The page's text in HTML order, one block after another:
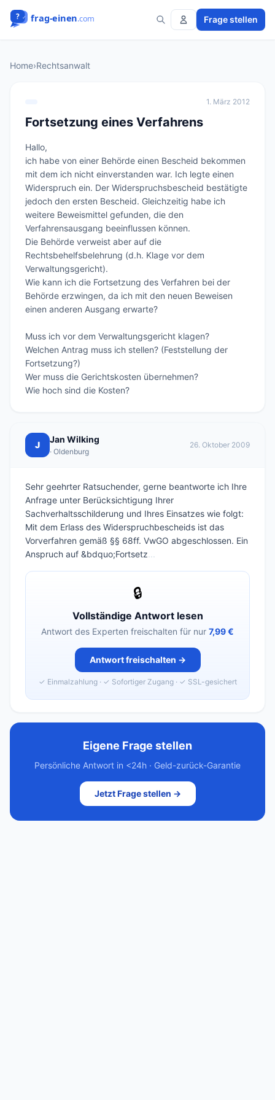
Frage stellen
Home›Rechtsanwalt
1. März 2012
Fortsetzung eines Verfahrens
Hallo,
ich habe von einer Behörde einen Bescheid bekommen
mit dem ich nicht einverstanden war. Ich legte einen
Widerspruch ein. Der Widerspruchsbescheid bestätigte
jedoch den ersten Bescheid. Gleichzeitig habe ich
weitere Beweismittel gefunden, die den
Verfahrensausgang beeinflussen können.
Die Behörde verweist aber auf die
Rechtsbehelfsbelehrung (d.h. Klage vor dem
Verwaltungsgericht).
Wie kann ich die Fortsetzung des Verfahren bei der
Behörde erzwingen, da ich mit den neuen Beweisen
einen anderen Ausgang erwarte?
Muss ich vor dem Verwaltungsgericht klagen?
Welchen Antrag muss ich stellen? (Feststellung der
Fortsetzung?)
Wer muss die Gerichtskosten übernehmen?
Wie hoch sind die Kosten?
J
Jan Wilking
· Oldenburg
26. Oktober 2009
Sehr geehrter Ratsuchender, gerne beantworte ich Ihre
Anfrage unter Berücksichtigung Ihrer
Sachverhaltsschilderung und Ihres Einsatzes wie folgt:
Mit dem Erlass des Widerspruchbescheids ist das
Vorverfahren gemäß §§ 68ff. VwGO abgeschlossen. Ein
Anspruch auf &bdquo;Fortsetz...
🔒
Vollständige Antwort lesen
Antwort des Experten freischalten für nur 7,99 €
Antwort freischalten →
✓ Einmalzahlung · ✓ Sofortiger Zugang · ✓ SSL-gesichert
Eigene Frage stellen
Persönliche Antwort in <24h · Geld-zurück-Garantie
Jetzt Frage stellen →